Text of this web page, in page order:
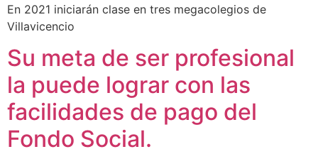
En 2021 iniciarán clase en tres megacolegios de
Villavicencio
Su meta de ser profesional
la puede lograr con las
facilidades de pago del
Fondo Social.